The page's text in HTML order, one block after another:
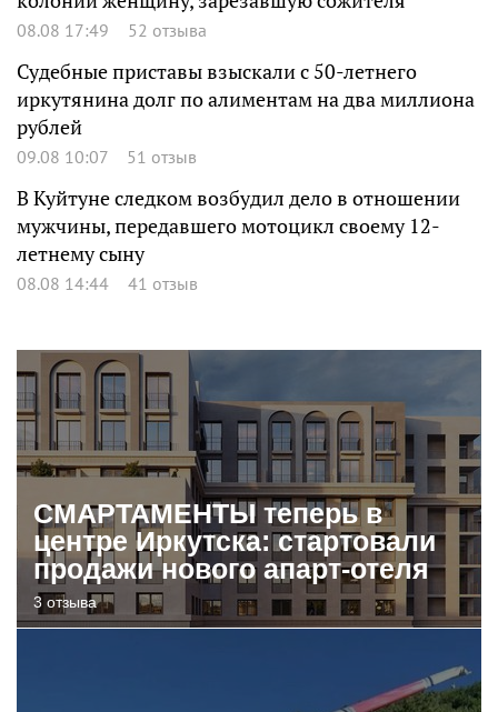
08.08 17:49 52 отзыва
Судебные приставы взыскали с 50-летнего
иркутянина долг по алиментам на два миллиона
рублей
09.08 10:07 51 отзыв
В Куйтуне следком возбудил дело в отношении
мужчины, передавшего мотоцикл своему 12-
летнему сыну
08.08 14:44 41 отзыв
СМАРТАМЕНТЫ теперь в
центре Иркутска: стартовали
продажи нового апарт-отеля
3 отзыва